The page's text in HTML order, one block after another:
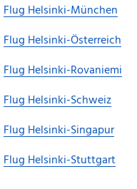
Flug Helsinki-München
Flug Helsinki-Österreich
Flug Helsinki-Rovaniemi
Flug Helsinki-Schweiz
Flug Helsinki-Singapur
Flug Helsinki-Stuttgart